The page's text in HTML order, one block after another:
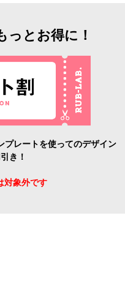
っとお得に！
プレートを使ってのデザイン
き！
対象外です